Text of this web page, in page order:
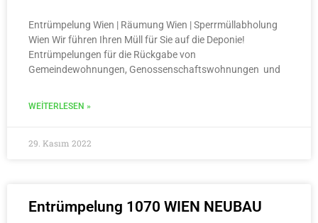
Entrümpelung Wien | Räumung Wien | Sperrmüllabholung
Wien Wir führen Ihren Müll für Sie auf die Deponie!
Entrümpelungen für die Rückgabe von
Gemeindewohnungen, Genossenschaftswohnungen und
WEITERLESEN »
29. Kasım 2022
Entrümpelung 1070 WIEN NEUBAU